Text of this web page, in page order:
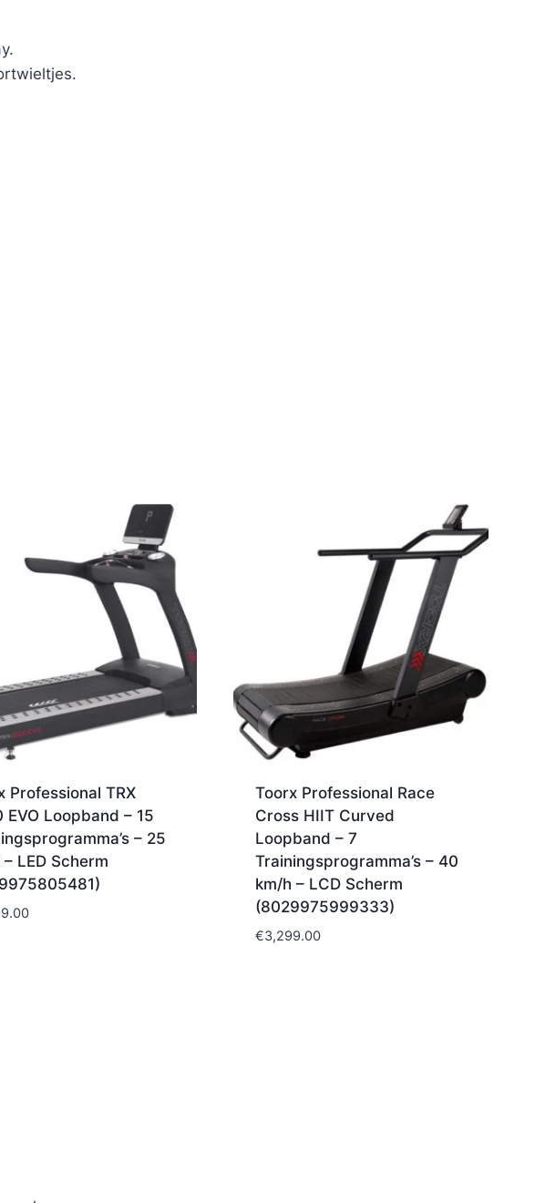
Professional TRX
EVO Loopband – 15
– 25
LED Scherm
Toorx Professional Race
Cross HIIT Curved
Loopband – 7
Trainingsprogramma’s – 40
km/h – LCD Scherm
(8029975999333)
€3,299.00